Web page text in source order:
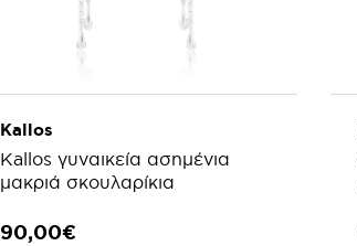
Kallos
Kallos γυναικεία ασημένια
μακριά σκουλαρίκια
90,00€